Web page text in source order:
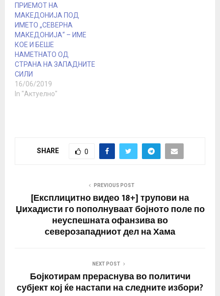
ПРИЕМОТ НА
МАКЕДОНИЈА ПОД
ИМЕТО „СЕВЕРНА
МАКЕДОНИЈА“ – ИМЕ
КОЕ И БЕШЕ
НАМЕТНАТО ОД
СТРАНА НА ЗАПАДНИТЕ
СИЛИ
16/06/2019
In "Актуелно"
SHARE 0
PREVIOUS POST
[Експлицитно видео 18+] трупови на
Џихадисти го пополнуваат бојното поле по
неуспешната офанзива во
северозападниот дел на Хама
NEXT POST
Бојкотирам прераснува во политичи
субјект кој ќе настапи на следните избори?